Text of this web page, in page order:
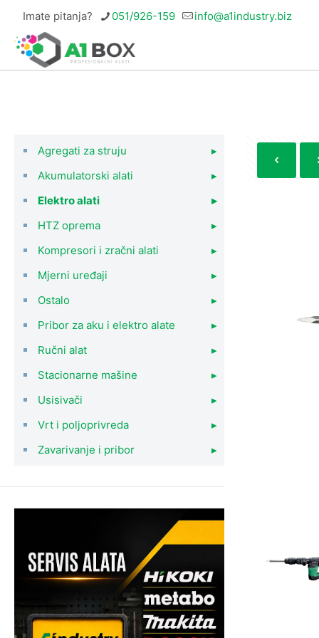
Imate pitanja? 051/926-159 info@a1industry.biz
Agregati za struju
▸
Akumulatorski alati
▸
Elektro alati
▸
HTZ oprema
▸
Kompresori i zračni alati
▸
Mjerni uređaji
▸
Ostalo
▸
Pribor za aku i elektro alate
▸
Ručni alat
▸
Stacionarne mašine
▸
Usisivači
▸
Vrt i poljoprivreda
▸
Zavarivanje i pribor
▸